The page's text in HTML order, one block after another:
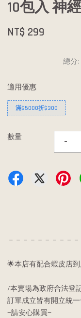
10包入 神
NT$ 299
總分:
適用優惠
滿$5000折$300
數量 -
－－－－－－－－－
🌟本店有配合蝦皮店
/本賣場為政府合法登
訂單成立皆有開立統
—請安心購買—